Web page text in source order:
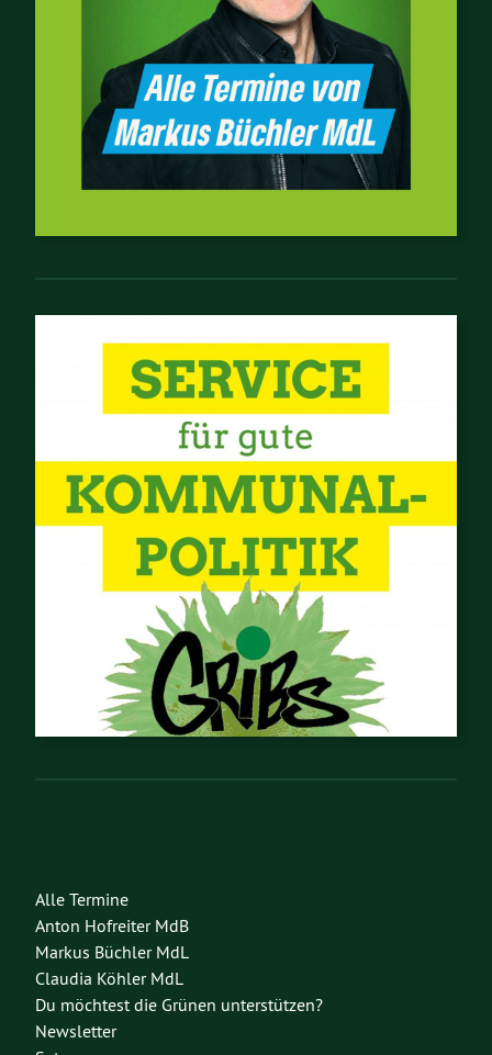
Alle Termine
Anton Hofreiter MdB
Markus Büchler MdL
Claudia Köhler MdL
Du möchtest die Grünen unterstützen?
Newsletter